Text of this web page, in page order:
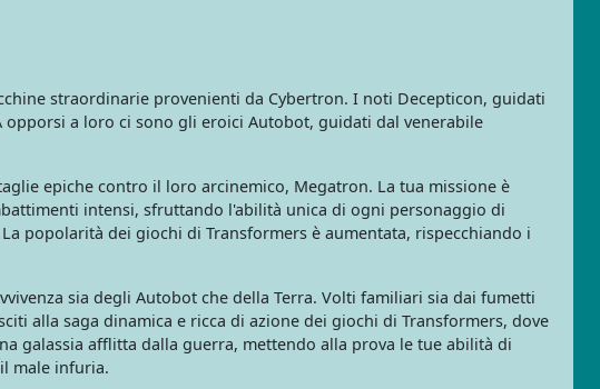
straordinarie provenienti da Cybertron. I noti Decepticon, guidati
a loro ci sono gli eroici Autobot, guidati dal venerabile
epiche contro il loro arcinemico, Megatron. La tua missione è
intensi, sfruttando l'abilità unica di ogni personaggio di
popolarità dei giochi di Transformers è aumentata, rispecchiando i
sia degli Autobot che della Terra. Volti familiari sia dai fumetti
alla saga dinamica e ricca di azione dei giochi di Transformers, dove
galassia afflitta dalla guerra, mettendo alla prova le tue abilità di
male infuria.